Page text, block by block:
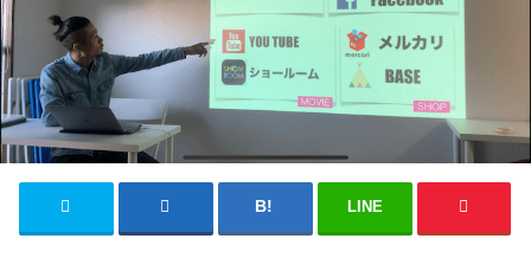
LINE